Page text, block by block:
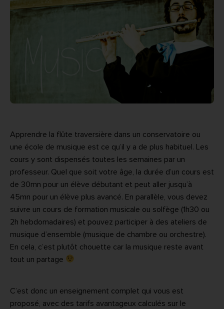
Apprendre la flûte traversière dans un conservatoire ou
une école de musique est ce qu’il y a de plus habituel. Les
cours y sont dispensés toutes les semaines par un
professeur. Quel que soit votre âge, la durée d’un cours est
de 30mn pour un élève débutant et peut aller jusqu’à
45mn pour un élève plus avancé. En parallèle, vous devez
suivre un cours de formation musicale ou solfège (1h30 ou
2h hebdomadaires) et pouvez participer à des ateliers de
musique d’ensemble (musique de chambre ou orchestre).
En cela, c’est plutôt chouette car la musique reste avant
tout un partage
C’est donc un enseignement complet qui vous est
proposé, avec des tarifs avantageux calculés sur le